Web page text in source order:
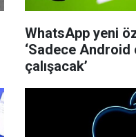
WhatsApp yeni
‘Sadece
çalışacak’